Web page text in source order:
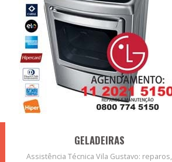
GELADEIRAS
Assistência Técnica Vila Gustavo: reparos,